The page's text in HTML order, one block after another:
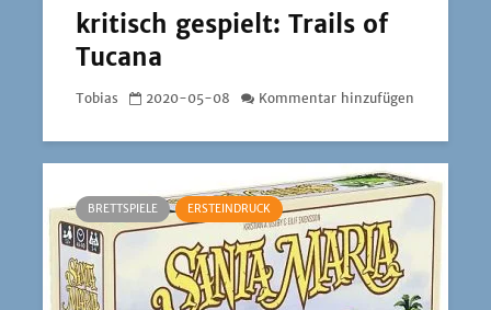
kritisch gespielt: Trails of
Tucana
Tobias 2020-05-08 Kommentar hinzufügen
BRETTSPIELE ERSTEINDRUCK